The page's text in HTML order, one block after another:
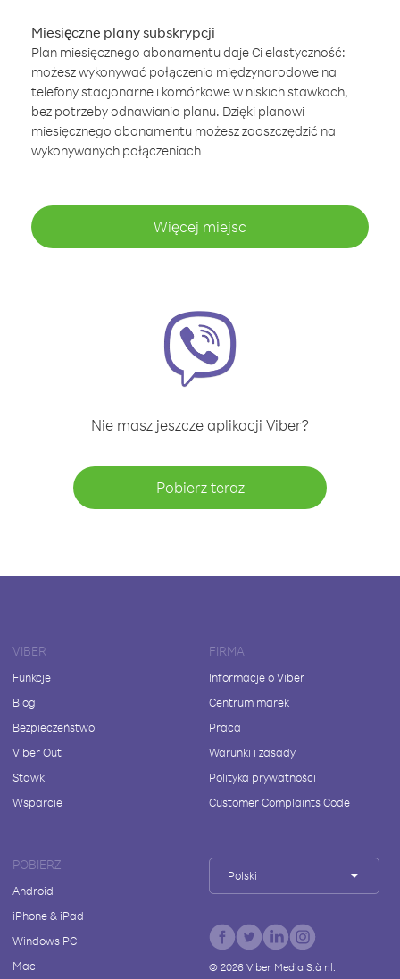
Miesięczne plany subskrypcji
Plan miesięcznego abonamentu daje Ci elastyczność:
możesz wykonywać połączenia międzynarodowe na
telefony stacjonarne i komórkowe w niskich stawkach,
bez potrzeby odnawiania planu. Dzięki planowi
miesięcznego abonamentu możesz zaoszczędzić na
wykonywanych połączeniach
Więcej miejsc
Nie masz jeszcze aplikacji Viber?
Pobierz teraz
VIBER
Funkcje
Blog
Bezpieczeństwo
Viber Out
Stawki
Wsparcie
FIRMA
Informacje o Viber
Centrum marek
Praca
Warunki i zasady
Polityka prywatności
Customer Complaints Code
POBIERZ
Android
iPhone & iPad
Windows PC
Mac
Polski
© 2026Viber Media S.à r.l.